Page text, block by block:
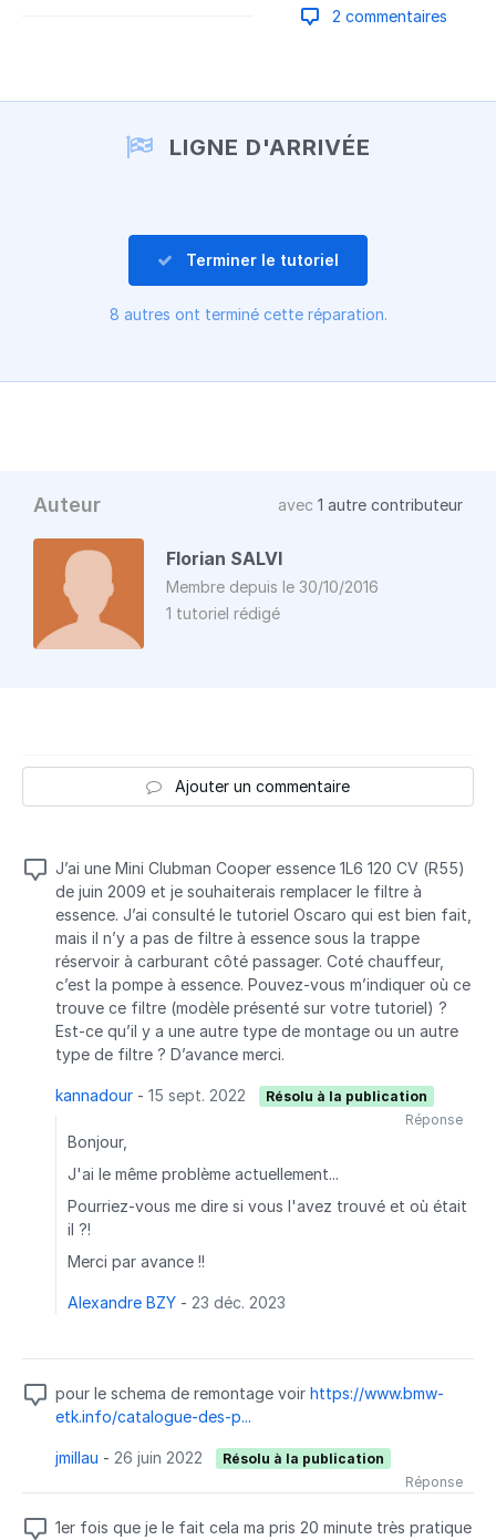
2 commentaires
LIGNE D'ARRIVÉE
Terminer le tutoriel
8 autres ont terminé cette réparation.
Auteur avec 1 autre contributeur
Florian SALVI
Membre depuis le 30/10/2016
1 tutoriel rédigé
Ajouter un commentaire
J’ai une Mini Clubman Cooper essence 1L6 120 CV (R55)
de juin 2009 et je souhaiterais remplacer le filtre à
essence. J’ai consulté le tutoriel Oscaro qui est bien fait,
mais il n’y a pas de filtre à essence sous la trappe
réservoir à carburant côté passager. Coté chauffeur,
c’est la pompe à essence. Pouvez-vous m’indiquer où ce
trouve ce filtre (modèle présenté sur votre tutoriel) ?
Est-ce qu’il y a une autre type de montage ou un autre
type de filtre ? D’avance merci.
kannadour - 15 sept. 2022
Résolu à la publication
Réponse
Bonjour,
J'ai le même problème actuellement...
Pourriez-vous me dire si vous l'avez trouvé et où était
il ?!
Merci par avance !!
Alexandre BZY - 23 déc. 2023
pour le schema de remontage voir https://www.bmw-
etk.info/catalogue-des-p...
jmillau - 26 juin 2022
Résolu à la publication
Réponse
1er fois que je le fait cela ma pris 20 minute très pratique